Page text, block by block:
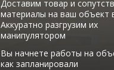
Доставим товар и
материалы на ваш объект
Аккуратно разгрузим их
манипулятором
Вы начнете работы на
как запланировали